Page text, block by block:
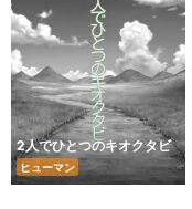
2人でひとつのキオクタビ
ヒューマン